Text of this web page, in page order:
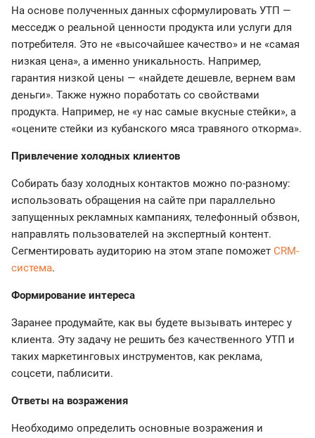
На основе полученных данных сформулировать УТП —
месседж о реальной ценности продукта или услуги для
потребителя. Это не «высочайшее качество» и не «самая
низкая цена», а именно уникальность. Например,
гарантия низкой цены — «найдете дешевле, вернем вам
деньги». Также нужно поработать со свойствами
продукта. Например, не «у нас самые вкусные стейки», а
«оцените стейки из кубанского мяса травяного откорма».
Привлечение холодных клиентов
Собирать базу холодных контактов можно по-разному:
использовать обращения на сайте при параллельно
запущенных рекламных кампаниях, телефонный обзвон,
направлять пользователей на экспертный контент.
Сегментировать аудиторию на этом этапе поможет CRM-
система.
Формирование интереса
Заранее продумайте, как вы будете вызывать интерес у
клиента. Эту задачу не решить без качественного УТП и
таких маркетинговых инструментов, как реклама,
соцсети, паблисити.
Ответы на возражения
Необходимо определить основные возражения и